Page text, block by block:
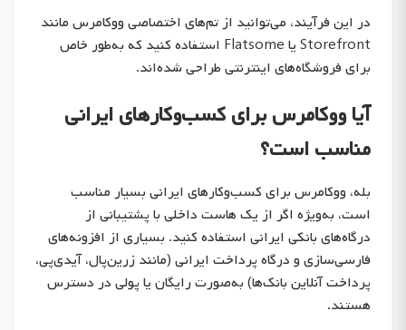
در این فرآیند، می‌توانید از تم‌های اختصاصی ووکامرس مانند
Storefront یا Flatsome استفاده کنید که به‌طور خاص
برای فروشگاه‌های اینترنتی طراحی شده‌اند.
آیا ووکامرس برای کسب‌وکارهای ایرانی
مناسب است؟
بله، ووکامرس برای کسب‌وکارهای ایرانی بسیار مناسب
است، به‌ویژه اگر از یک هاست داخلی با پشتیبانی از
درگاه‌های بانکی ایرانی استفاده کنید. بسیاری از افزونه‌های
فارسی‌سازی و درگاه پرداخت ایرانی (مانند زرین‌پال، آیدی‌پی،
پرداخت آنلاین بانک‌ها) به‌صورت رایگان یا پولی در دسترس
هستند.